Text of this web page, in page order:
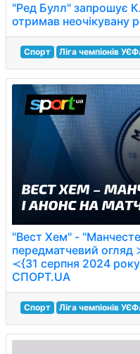
"Ред Булл" запрошує
отримав неочікувану
Спорт Ліга чемпіонів
"Вест Хем" -
передматчевий огляд
≺{31 серпня 2024
СПОРТ.UA
Спорт Ліга чемпіонів